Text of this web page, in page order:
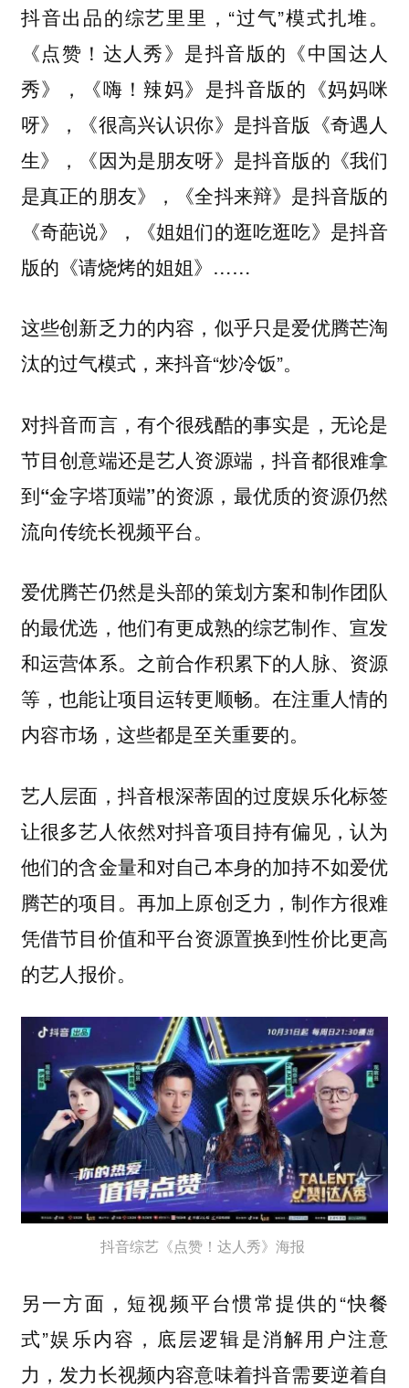
抖音出品的综艺里里，“过气”模式扎堆。
《点赞！达人秀》是抖音版的《中国达人
秀》，《嗨！辣妈》是抖音版的《妈妈咪
呀》，《很高兴认识你》是抖音版《奇遇人
生》，《因为是朋友呀》是抖音版的《我们
是真正的朋友》，《全抖来辩》是抖音版的
《奇葩说》，《姐姐们的逛吃逛吃》是抖音
版的《请烧烤的姐姐》……
这些创新乏力的内容，似乎只是爱优腾芒淘
汰的过气模式，来抖音“炒冷饭”。
对抖音而言，有个很残酷的事实是， 无论是
节目创意端还是艺人资源端，抖音都很难拿
到“金字塔顶端”的资源，最优质的资源仍然
流向传统长视频平台。
爱优腾芒仍然是头部的策划方案和制作团队
的最优选，他们有更成熟的综艺制作、宣发
和运营体系。之前合作积累下的人脉、资源
等，也能让项目运转更顺畅。在注重人情的
内容市场，这些都是至关重要的。
艺人层面，抖音根深蒂固的过度娱乐化标签
让很多艺人依然对抖音项目持有偏见，认为
他们的含金量和对自己本身的加持不如爱优
腾芒的项目。再加上原创乏力，制作方很难
凭借节目价值和平台资源置换到性价比更高
的艺人报价。
抖音综艺《点赞！达人秀》海报
另一方面，短视频平台惯常提供的“快餐
式”娱乐内容，底层逻辑是消解用户注意
力，发力长视频内容意味着抖音需要逆着自